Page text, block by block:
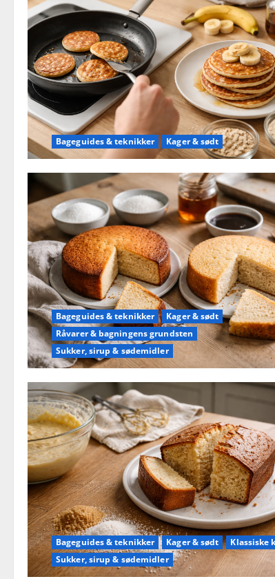
Bageguides & teknikker Kager & sødt
Bageguides & teknikker
Kager & sødt
Råvarer & bagningens grundsten
Sukker, sirup & sødemidler
Bageguides & teknikker Kager & sødt
Klassiske
Sukker, sirup & sødemidler